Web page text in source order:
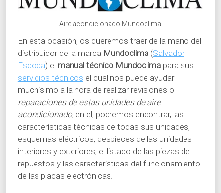
Aire acondicionado Mundoclima
En esta ocasión, os queremos traer de la mano del
distribuidor de la marca Mundoclima(Salvador
Escoda) el manual técnico Mundoclimapara sus
servicios técnicos el cual nos puede ayudar
muchísimo a la hora de realizar revisiones o
reparaciones de estas unidades de aire
acondicionado, en el, podremos encontrar, las
características técnicas de todas sus unidades,
esquemas eléctricos, despieces de las unidades
interiores y exteriores, el listado de las piezas de
repuestos y las características del funcionamiento
de las placas electrónicas.